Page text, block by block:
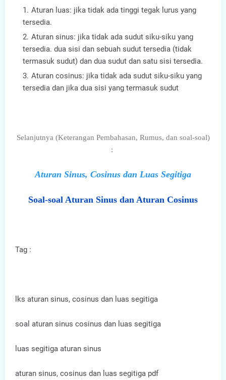
Aturan luas: jika tidak ada tinggi tegak lurus yang
tersedia.
Aturan sinus: jika tidak ada sudut siku-siku yang
tersedia. dua sisi dan sebuah sudut tersedia (tidak
termasuk sudut) dan dua sudut dan satu sisi tersedia.
Aturan cosinus: jika tidak ada sudut siku-siku yang
tersedia dan jika dua sisi yang termasuk sudut
Selanjutnya (Keterangan Pembahasan, Rumus, dan soal-soal)
:
Aturan Sinus, Cosinus dan Luas Segitiga
Soal-soal Aturan Sinus dan Aturan Cosinus
Tag :
lks aturan sinus, cosinus dan luas segitiga
soal aturan sinus cosinus dan luas segitiga
luas segitiga aturan sinus
aturan sinus, cosinus dan luas segitiga pdf